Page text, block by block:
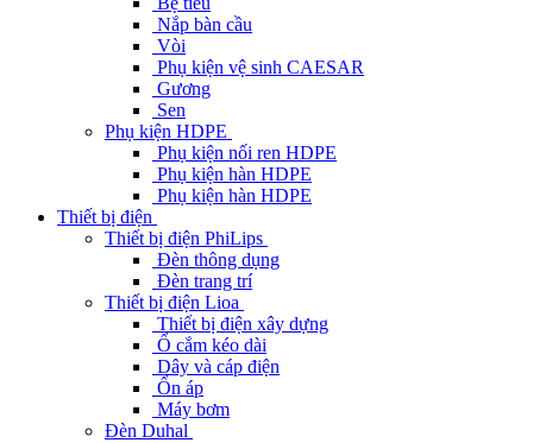
Nắp bàn cầu
Vòi
Phụ kiện vệ sinh CAESAR
Gương
Sen
Phụ kiện HDPE
Phụ kiện nối ren HDPE
Phụ kiện hàn HDPE
Phụ kiện hàn HDPE
Thiết bị điện
Thiết bị điện PhiLips
Đèn thông dụng
Đèn trang trí
Thiết bị điện Lioa
Thiết bị điện xây dựng
Ổ cắm kéo dài
Dây và cáp điện
Ổn áp
Máy bơm
Đèn Duhal